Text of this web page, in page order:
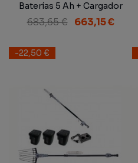
Baterías 5 Ah + Cargador
683,65 € 663,15 €
-22,50 €